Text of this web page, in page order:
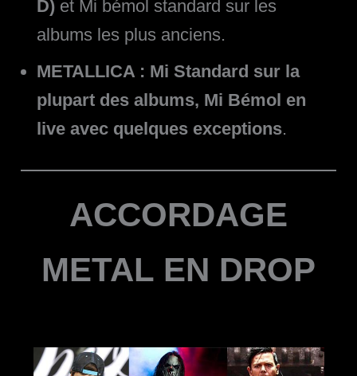
D) et Mi bémol standard sur les
albums les plus anciens.
METALLICA : Mi Standard sur la
plupart des albums, Mi Bémol en
live avec quelques exceptions.
ACCORDAGE
METAL EN DROP